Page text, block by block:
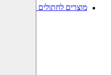
מוצרים לחתולים